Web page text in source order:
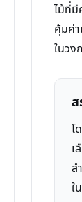
ไม้ที่
คุ้มค่
ในวง
ส
โ
เ
ส
ใ